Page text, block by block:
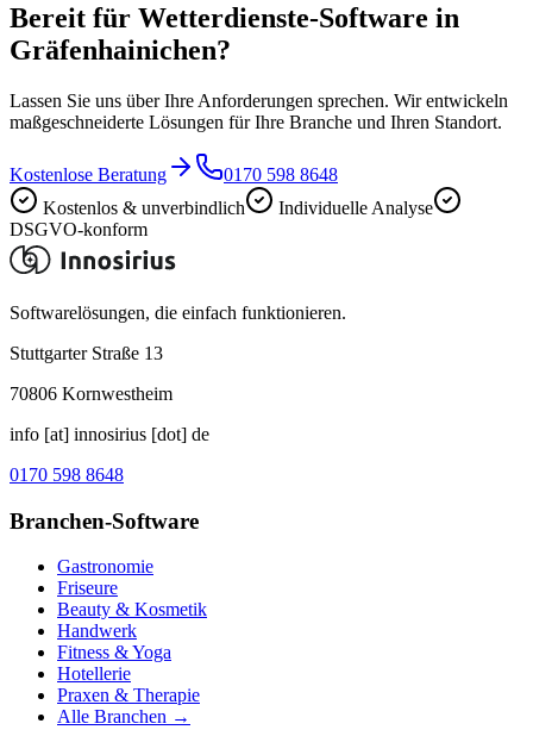
Bereit für Wetterdienste-Software in
Gräfenhainichen?
Lassen Sie uns über Ihre Anforderungen sprechen. Wir entwickeln
maßgeschneiderte Lösungen für Ihre Branche und Ihren Standort.
Kostenlose Beratung
0170 598 8648
Kostenlos & unverbindlich
Individuelle Analyse
DSGVO-konform
Softwarelösungen, die einfach funktionieren.
Stuttgarter Straße 13
70806 Kornwestheim
info [at] innosirius [dot] de
0170 598 8648
Branchen-Software
Gastronomie
Friseure
Beauty & Kosmetik
Handwerk
Fitness & Yoga
Hotellerie
Praxen & Therapie
Alle Branchen →